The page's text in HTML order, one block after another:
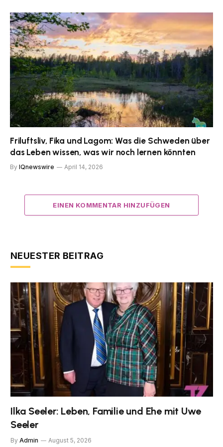
Friluftsliv, Fika und Lagom: Was die Schweden über
das Leben wissen, was wir noch lernen könnten
By IQnewswire April 14, 2026
EINEN KOMMENTAR HINZUFÜGEN
NEUESTER BEITRAG
Ilka Seeler: Leben, Familie und Ehe mit Uwe
Seeler
By Admin August 5, 2026